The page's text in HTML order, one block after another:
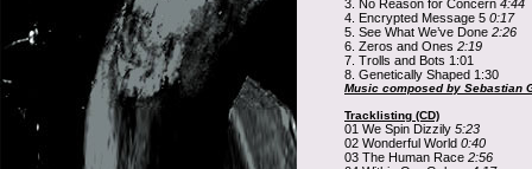
3. No Reason for Concern 4:44
4. Encrypted Message 5 0:17
5. See What We’ve Done 2:26
6. Zeros and Ones 2:19
7. Trolls and Bots 1:01
8. Genetically Shaped 1:30
Music composed by Sebastian
Tracklisting (CD)
01 We Spin Dizzily 5:23
02 Wonderful World 0:40
03 The Human Race 2:56